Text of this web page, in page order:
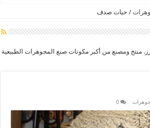
/ حبات صدف
منتج ومصنع من أكبر مكونات صنع المجوهرات الطبيعية
0